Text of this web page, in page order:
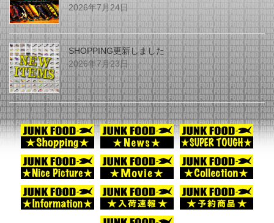
2026年7月24日
SHOPPING更新しました
2026年7月23日